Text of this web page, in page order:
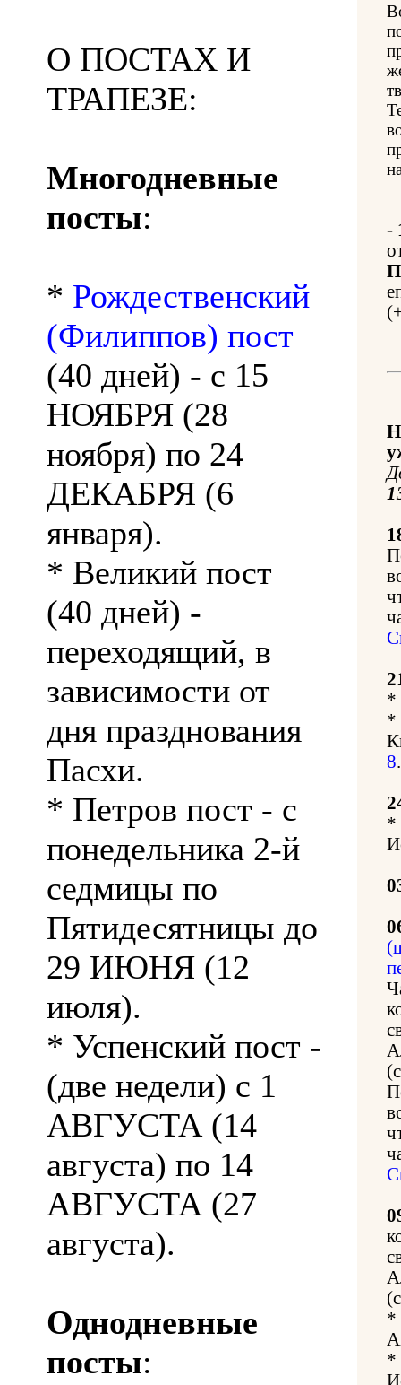
О ПОСТАХ И
ТРАПЕЗЕ:
Многодневные
посты:
* Рождественский
(Филиппов) пост
(40 дней) - с 15
НОЯБРЯ (28
ноября) по 24
ДЕКАБРЯ (6
января).
* Великий пост
(40 дней) -
переходящий, в
зависимости от
дня празднования
Пасхи.
* Петров пост - с
понедельника 2-й
седмицы по
Пятидесятницы до
29 ИЮНЯ (12
июля).
* Успенский пост -
(две недели) с 1
АВГУСТА (14
августа) по 14
АВГУСТА (27
августа).
Однодневные
посты:
-
*
*
8.
*
*
*